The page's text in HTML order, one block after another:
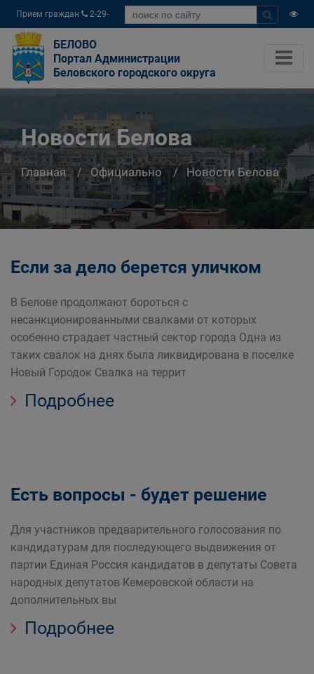
Прием граждан
2-29-
04
БЕЛОВО
Портал Администрации
Беловского городского округа
Новости Белова
Главная Официально Новости Белова
Если за дело берется уличком
В Белове продолжают бороться с
несанкционированными свалками от которых
особенно страдает частный сектор города Одна из
таких свалок на днях была ликвидирована в поселке
Новый Городок Свалка на террит
Подробнее
Есть вопросы - будет решение
Для участников предварительного голосования по
кандидатурам для последующего выдвижения от
партии Единая Россия кандидатов в депутаты Совета
народных депутатов Кемеровской области на
дополнительных вы
Подробнее